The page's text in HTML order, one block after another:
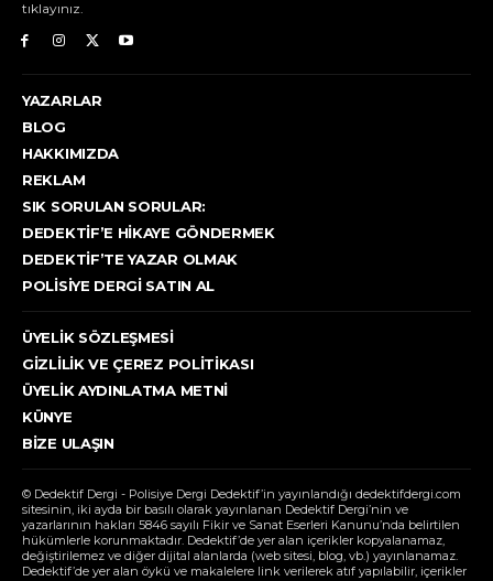
tıklayınız.
YAZARLAR
BLOG
HAKKIMIZDA
REKLAM
SIK SORULAN SORULAR:
DEDEKTIF’E HIKAYE GÖNDERMEK
DEDEKTIF’TE YAZAR OLMAK
POLISIYE DERGI SATIN AL
ÜYELIK SÖZLEŞMESI
GIZLILIK VE ÇEREZ POLITIKASI
ÜYELIK AYDINLATMA METNI
KÜNYE
BIZE ULAŞIN
© Dedektif Dergi - Polisiye Dergi Dedektif’in yayınlandığı dedektifdergi.com
sitesinin, iki ayda bir basılı olarak yayınlanan Dedektif Dergi’nin ve
yazarlarının hakları 5846 sayılı Fikir ve Sanat Eserleri Kanunu’nda belirtilen
hükümlerle korunmaktadır. Dedektif’de yer alan içerikler kopyalanamaz,
değiştirilemez ve diğer dijital alanlarda (web sitesi, blog, vb.) yayınlanamaz.
Dedektif’de yer alan öykü ve makalelere link verilerek atıf yapılabilir, içerikler